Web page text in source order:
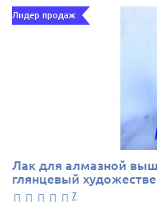
Лидер продаж
Лак для алмазной
глянцевый
7